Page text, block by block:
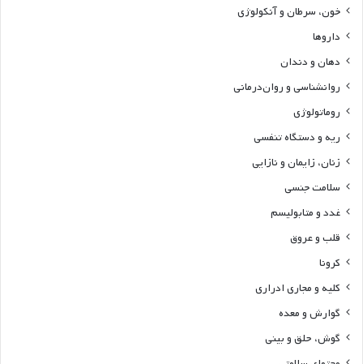
خون، سرطان و آنکولوژی
داروها
دهان و دندان
روانشناسی و روان‌درمانی
روماتولوژی
ریه و دستگاه تنفسی
زنان، زایمان و نازایی
سلامت جنسی
غدد و متابولیسم
قلب و عروق
کرونا
کلیه و مجاری ادراری
گوارش و معده
گوش، حلق و بینی